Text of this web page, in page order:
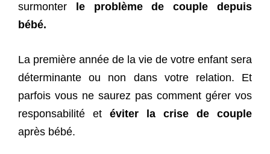
surmonter
le problème de couple depuis
bébé.
La première année de la vie de votre enfant sera
déterminante ou non dans votre relation. Et
parfois vous ne saurez pas comment gérer vos
responsabilité et éviter la crise de couple
après bébé.